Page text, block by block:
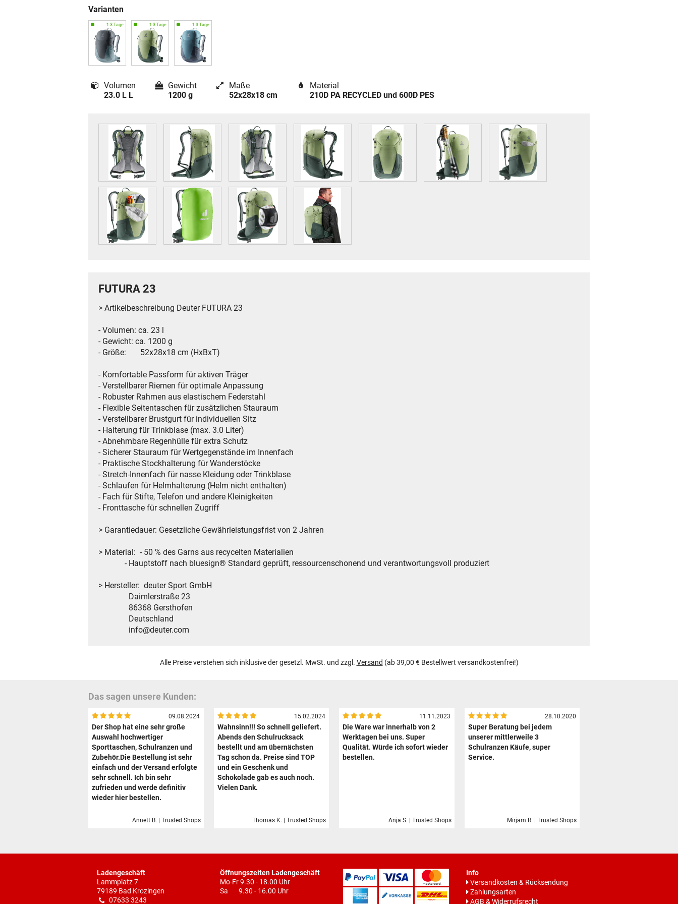
Varianten
Volumen
23.0 L L
Gewicht
1200 g
Maße
52x28x18 cm
Material
210D PA RECYCLED und 600D PES
FUTURA 23
> Artikelbeschreibung Deuter FUTURA 23
- Volumen: ca. 23 l
- Gewicht: ca. 1200 g
- Größe: 52x28x18 cm (HxBxT)
- Komfortable Passform für aktiven Träger
- Verstellbarer Riemen für optimale Anpassung
- Robuster Rahmen aus elastischem Federstahl
- Flexible Seitentaschen für zusätzlichen Stauraum
- Verstellbarer Brustgurt für individuellen Sitz
- Halterung für Trinkblase (max. 3.0 Liter)
- Abnehmbare Regenhülle für extra Schutz
- Sicherer Stauraum für Wertgegenstände im Innenfach
- Praktische Stockhalterung für Wanderstöcke
- Stretch-Innenfach für nasse Kleidung oder Trinkblase
- Schlaufen für Helmhalterung (Helm nicht enthalten)
- Fach für Stifte, Telefon und andere Kleinigkeiten
- Fronttasche für schnellen Zugriff
> Garantiedauer: Gesetzliche Gewährleistungsfrist von 2 Jahren
> Material: - 50 % des Garns aus recycelten Materialien
- Hauptstoff nach bluesign® Standard geprüft, ressourcenschonend und verantwortungsvoll produziert
> Hersteller: deuter Sport GmbH
Daimlerstraße 23
86368 Gersthofen
Deutschland
info@deuter.com
Alle Preise verstehen sich inklusive der gesetzl. MwSt. und zzgl. Versand (ab 39,00 € Bestellwert versandkostenfrei!)
Das sagen unsere Kunden:
09.08.2024
Der Shop hat eine sehr große
Auswahl hochwertiger
Sporttaschen, Schulranzen und
Zubehör.Die Bestellung ist sehr
einfach und der Versand erfolgte
sehr schnell. Ich bin sehr
zufrieden und werde definitiv
wieder hier bestellen.
Annett B. | Trusted Shops
15.02.2024
Wahnsinn!!! So schnell geliefert.
Abends den Schulrucksack
bestellt und am übernächsten
Tag schon da. Preise sind TOP
und ein Geschenk und
Schokolade gab es auch noch.
Vielen Dank.
Thomas K. | Trusted Shops
11.11.2023
Die Ware war innerhalb von 2
Werktagen bei uns. Super
Qualität. Würde ich sofort wieder
bestellen.
Anja S. | Trusted Shops
28.10.2020
Super Beratung bei jedem
unserer mittlerweile 3
Schulranzen Käufe, super
Service.
Mirjam R. | Trusted Shops
Ladengeschäft
Lammplatz 7
79189 Bad Krozingen
07633 3243
Öffnungszeiten Ladengeschäft
Mo-Fr 9.30 - 18.00 Uhr
Sa 9.30 - 16.00 Uhr
Info
Versandkosten & Rücksendung
Zahlungsarten
AGB & Widerrufsrecht